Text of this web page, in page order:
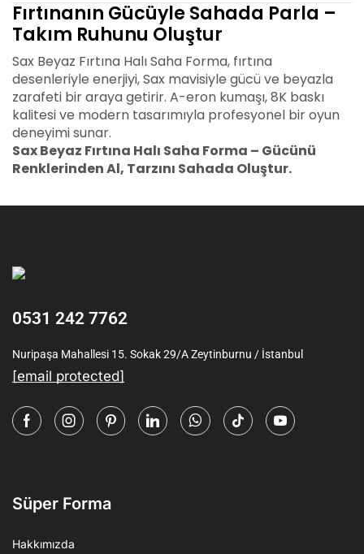
Fırtınanın Gücüyle Sahada Parla –
Takım Ruhunu Oluştur
Sax Beyaz Fırtına Halı Saha Forma, fırtına
desenleriyle enerjiyi, Sax mavisiyle gücü ve beyazla
zarafeti bir araya getirir. A-eron kumaşı, 8K baskı
kalitesi ve modern tasarımıyla profesyonel bir oyun
deneyimi sunar.
Sax Beyaz Fırtına Halı Saha Forma – Gücünü
Renklerinden Al, Tarzını Sahada Oluştur.
0531 242 7762
Nuripaşa Mahallesi 15. Sokak 29/A Zeytinburnu / İstanbul
[email protected]
Süper Forma
Hakkımızda